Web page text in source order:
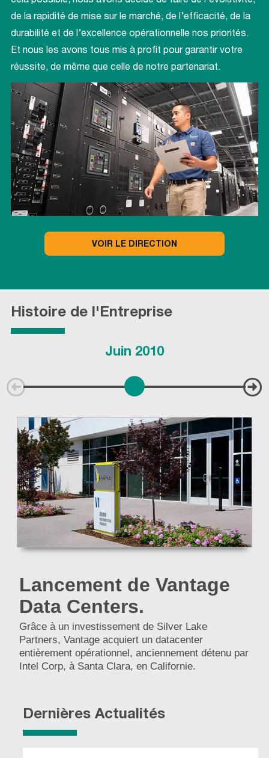
de la rapidité de mise sur le marché, de l’efficacité, de la
durabilité et de l’excellence opérationnelle nos priorités.
Et nous les avons tous mis à profit pour garantir votre
réussite, de même que celle de notre partenariat.
VOIR LE DIRECTION
Histoire de l'Entreprise
Juin 2010
Lancement de Vantage
Data Centers.
Grâce à un investissement de Silver Lake
Partners, Vantage acquiert un datacenter
entièrement opérationnel, anciennement détenu par
Intel Corp, à Santa Clara, en Californie.
Dernières Actualités